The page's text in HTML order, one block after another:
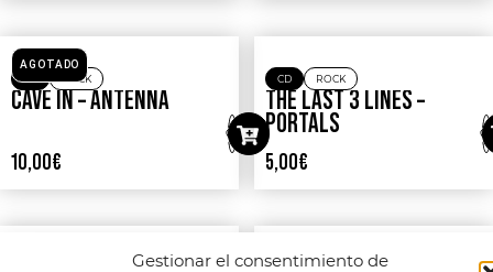
Gestionar el consentimiento de
21,90€ 32,90€